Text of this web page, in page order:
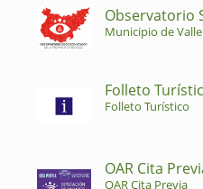
Observatorio
Municipio de
Folleto
Folleto Turístico
OAR Cita
OAR Cita Previa